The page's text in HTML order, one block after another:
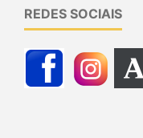
REDES SOCIAIS